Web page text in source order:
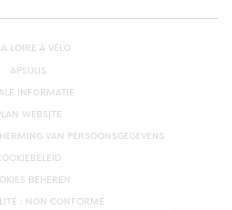
LOIRE À VÉLO
APSULIS
INFORMATIE
WEBSITE
VAN PERSOONSGEGEVENS
BEHEREN
: NON CONFORME